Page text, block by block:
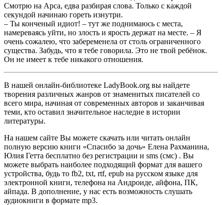
Смотрю на Арса, едва разбирая слова. Только с каждой
секундой начинаю гореть изнутри.
– Ты конченый идиот! – тут же поднимаюсь с места,
намереваясь уйти, но злость и ярость держат на месте. – Я
очень сожалею, что забеременела от столь ограниченного
существа. Забудь, что я тебе говорила. Это не твой ребёнок.
Он не имеет к тебе никакого отношения.
В нашей онлайн-библиотеке LadyBook.org вы найдете
творения различных жанров от знаменитых писателей со
всего мира, начиная от современных авторов и заканчивая
теми, кто оставил значительное наследие в истории
литературы.
На нашем сайте Вы можете скачать или читать онлайн
полную версию книги «Спасибо за дочь» Елена Рахманина,
Юлия Гетта бесплатно без регистрации и sms (смс) . Вы
можете выбрать наиболее подходящий формат для вашего
устройства, будь то fb2, txt, rtf, epub на русском языке для
электронной книги, телефона на Андроиде, айфона, ПК,
айпада. В дополнение, у нас есть возможность слушать
аудиокниги в формате mp3.